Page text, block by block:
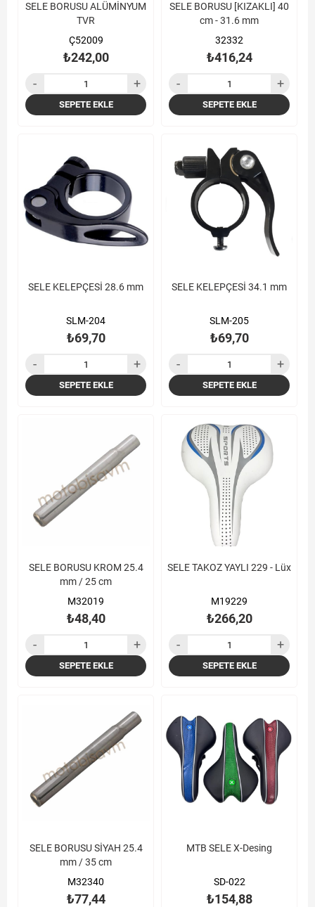
SELE BORUSU ALÜMİNYUM
TVR
Ç52009
₺242,00
SEPETE EKLE
SELE BORUSU [KIZAKLI] 40
cm - 31.6 mm
32332
₺416,24
SEPETE EKLE
SELE KELEPÇESİ 28.6 mm
SLM-204
₺69,70
SEPETE EKLE
SELE KELEPÇESİ 34.1 mm
SLM-205
₺69,70
SEPETE EKLE
SELE BORUSU KROM 25.4
mm / 25 cm
M32019
₺48,40
SEPETE EKLE
SELE TAKOZ YAYLI 229 - Lüx
M19229
₺266,20
SEPETE EKLE
SELE BORUSU SİYAH 25.4
mm / 35 cm
M32340
₺77,44
MTB SELE X-Desing
SD-022
₺154,88